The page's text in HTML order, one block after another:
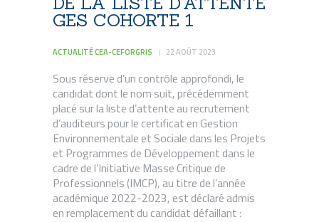
GES COHORTE 1
ACTUALITÉ CEA-CEFORGRIS 22 AOÛT 2023
Sous réserve d’un contrôle approfondi, le
candidat dont le nom suit, précédemment
placé sur la liste d’attente au recrutement
d’auditeurs pour le certificat en Gestion
Environnementale et Sociale dans les Projets
et Programmes de Développement dans le
cadre de l’Initiative Masse Critique de
Professionnels (IMCP), au titre de l’année
académique 2022-2023, est déclaré admis
en remplacement du candidat défaillant :